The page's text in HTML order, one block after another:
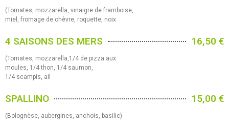
(Tomates, mozzarella, vinaigre de framboise,
miel, fromage de chèvre, roquette, noix
4 SAISONS DES MERS 16,50 €
(Tomates, mozzarella,1/4 de pizza aux
moules, 1/4 thon, 1/4 saumon,
1/4 scampis, ail
SPALLINO 15,00 €
(Bolognèse, aubergines, anchois, basilic)